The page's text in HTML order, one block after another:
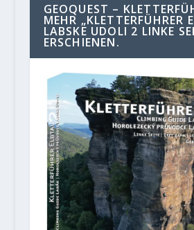
GEOQUEST –
MEHR „KLETTERFÜHRER
LABSKE UDOLI 2 LINKE
ERSCHIENEN.